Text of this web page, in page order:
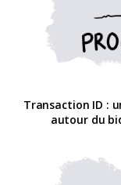
Transaction ID :
autour du